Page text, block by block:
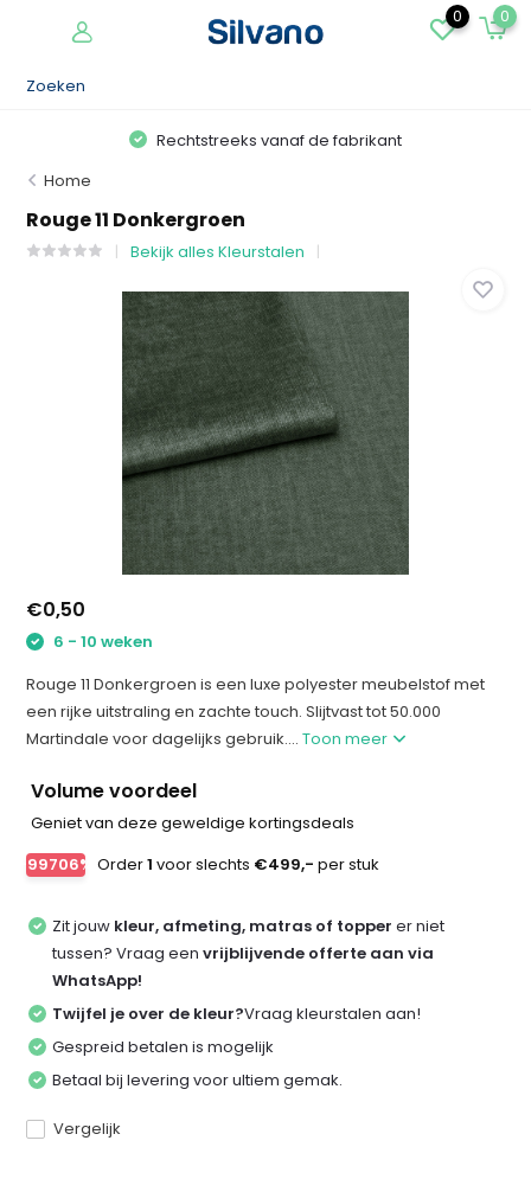
0 0
Rechtstreeks vanaf de fabrikant
Home
Rouge 11 Donkergroen
Bekijk alles Kleurstalen
€0,50
6 - 10 weken
Rouge 11 Donkergroen is een luxe polyester meubelstof met
een rijke uitstraling en zachte touch. Slijtvast tot 50.000
Martindale voor dagelijks gebruik....Toon meer
Volume voordeel
Geniet van deze geweldige kortingsdeals
-99706% Order1 voor slechts €499,- per stuk
Zit jouw kleur, afmeting, matras of topper er niet
tussen? Vraag eenvrijblijvende offerte aan via
WhatsApp!
Twijfel je over de kleur?Vraag kleurstalen aan!
Gespreid betalen is mogelijk
Betaal bij levering voor ultiem gemak.
Vergelijk